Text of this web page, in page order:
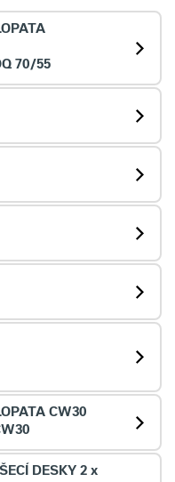
70/55
CW30
DESKY 2 x